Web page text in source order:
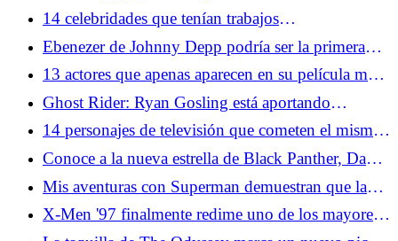
estructurado exactamente como los juegos de la
vieja escuela
14 celebridades que tenían trabajos
sorprendentemente comunes antes de la fama
Ebenezer de Johnny Depp podría ser la primera
película de terror basada en un cuento de Navidad
13 actores que apenas aparecen en su película más
famosa
Ghost Rider: Ryan Gosling está aportando
Kenough Energy al MCU
14 personajes de televisión que cometen el mismo
error una y otra vez
Conoce a la nueva estrella de Black Panther, David
Jonsson
Mis aventuras con Superman demuestran que la
muerte de Superman fue más que un truco de
ventas
X-Men '97 finalmente redime uno de los mayores
errores de la serie original